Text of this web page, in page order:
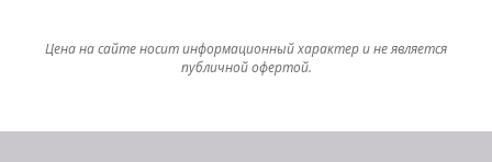
Цена на сайте носит информационный характер и не является
публичной офертой.